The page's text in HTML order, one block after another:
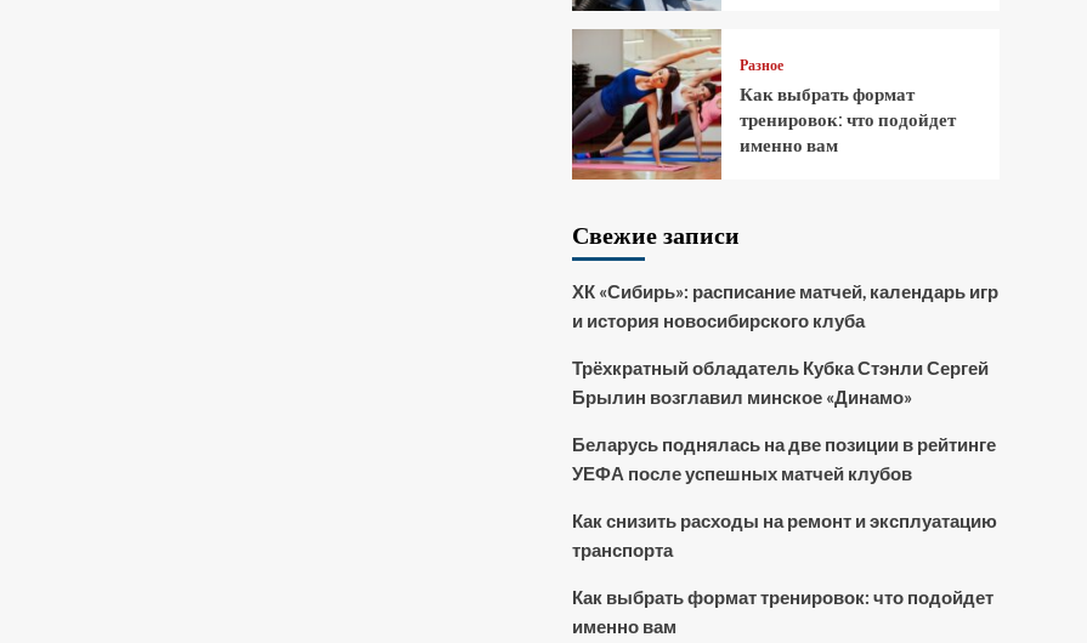
Разное
Как выбрать формат
тренировок: что подойдет
именно вам
Свежие записи
ХК «Сибирь»: расписание матчей, календарь игр
и история новосибирского клуба
Трёхкратный обладатель Кубка Стэнли Сергей
Брылин возглавил минское «Динамо»
Беларусь поднялась на две позиции в рейтинге
УЕФА после успешных матчей клубов
Как снизить расходы на ремонт и эксплуатацию
транспорта
Как выбрать формат тренировок: что подойдет
именно вам